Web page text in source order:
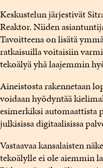
Keskustelun järjestivät
Reaktor. Niiden
Tavoitteena on lisätä
ratkaisuilla voitaisiin
tekoälyä yhä laajemmin
Aineistosta rakennetaan
voidaan hyödyntää
esimerkiksi automaattista
julkisissa digitaalisissa
Vastaavaa kansalaisten
tekoälylle ei ole aiemmin